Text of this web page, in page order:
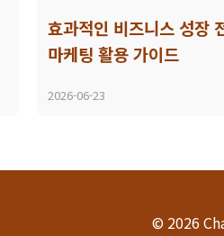
효과적인 비즈니스 성장
마케팅 활용 가이드
2026-06-23
© 2026